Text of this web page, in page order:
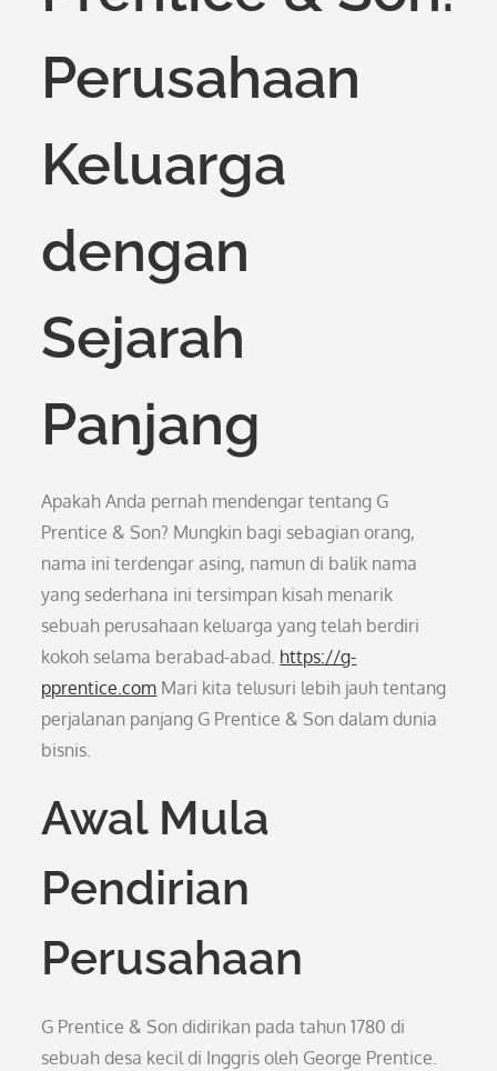
Perusahaan
Keluarga
dengan
Sejarah
Panjang
Apakah Anda pernah mendengar tentang G
Prentice & Son? Mungkin bagi sebagian orang,
nama ini terdengar asing, namun di balik nama
yang sederhana ini tersimpan kisah menarik
sebuah perusahaan keluarga yang telah berdiri
kokoh selama berabad-abad. https://g-
pprentice.com Mari kita telusuri lebih jauh tentang
perjalanan panjang G Prentice & Son dalam dunia
bisnis.
Awal Mula
Pendirian
Perusahaan
G Prentice & Son didirikan pada tahun 1780 di
sebuah desa kecil di Inggris oleh George Prentice.